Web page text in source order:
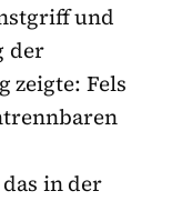
und
der
zeigte: Fels
in der